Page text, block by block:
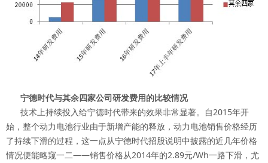
宁德时代与其余四家公司研发费用的比较情况
技术上持续投入给宁德时代带来的效果非常显著。自2015年开
始，整个动力电池行业由于新增产能的释放，动力电池销售价格经历
了持续下滑的过程，这一点从宁德时代招股说明中披露的近几年价格
情况便能略窥一二——销售价格从2014年的2.89元/Wh一路下滑，尤